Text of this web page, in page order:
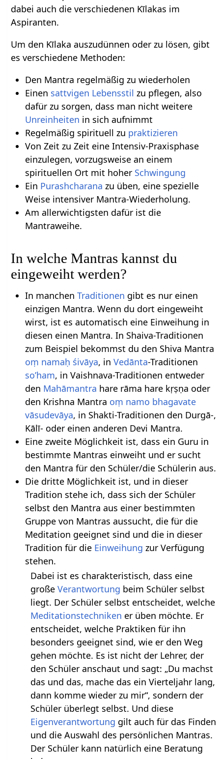
dabei auch die verschiedenen Kīlakas im
Aspiranten.
Um den Kīlaka auszudünnen oder zu lösen, gibt
es verschiedene Methoden:
Den Mantra regelmäßig zu wiederholen
Einen sattvigen Lebensstil zu pflegen, also
dafür zu sorgen, dass man nicht weitere
Unreinheiten in sich aufnimmt
Regelmäßig spirituell zu praktizieren
Von Zeit zu Zeit eine Intensiv-Praxisphase
einzulegen, vorzugsweise an einem
spirituellen Ort mit hoher Schwingung
Ein Purashcharana zu üben, eine spezielle
Weise intensiver Mantra-Wiederholung.
Am allerwichtigsten dafür ist die
Mantraweihe.
In welche Mantras kannst du
eingeweiht werden?
In manchen Traditionen gibt es nur einen
einzigen Mantra. Wenn du dort eingeweiht
wirst, ist es automatisch eine Einweihung in
diesen einen Mantra. In Shaiva-Traditionen
zum Beispiel bekommst du den Shiva Mantra
oṃ namaḥ śivāya, in Vedānta-Traditionen
so’ham, in Vaishnava-Traditionen entweder
den Mahāmantra hare rāma hare kṛṣṇa oder
den Krishna Mantra oṃ namo bhagavate
vāsudevāya, in Shakti-Traditionen den Durgā-,
Kālī- oder einen anderen Devi Mantra.
Eine zweite Möglichkeit ist, dass ein Guru in
bestimmte Mantras einweiht und er sucht
den Mantra für den Schüler/die Schülerin aus.
Die dritte Möglichkeit ist, und in dieser
Tradition stehe ich, dass sich der Schüler
selbst den Mantra aus einer bestimmten
Gruppe von Mantras aussucht, die für die
Meditation geeignet sind und die in dieser
Tradition für die Einweihung zur Verfügung
stehen.
Dabei ist es charakteristisch, dass eine
großeVerantwortung beim Schüler selbst
liegt. Der Schüler selbst entscheidet, welche
Meditationstechniken er üben möchte. Er
entscheidet, welche Praktiken für ihn
besonders geeignet sind, wie er den Weg
gehen möchte. Es ist nicht der Lehrer, der
den Schüler anschaut und sagt: „Du machst
das und das, mache das ein Vierteljahr lang,
dann komme wieder zu mir“, sondern der
Schüler überlegt selbst. Und diese
Eigenverantwortung gilt auch für das Finden
und die Auswahl des persönlichen Mantras.
Der Schüler kann natürlich eine Beratung